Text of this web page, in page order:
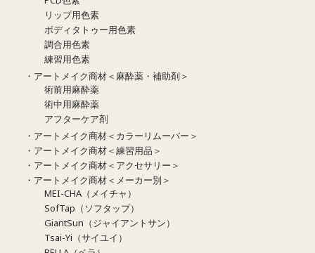
リップ用色素
ボディタトゥー用色素
調合用色素
練習用色素
・アートメイク商材＜麻酔薬・補助剤＞
術前用麻酔薬
術中用麻酔薬
アフターケア剤
・アートメイク商材＜カラーリムーバー＞
・アートメイク商材＜練習用品＞
・アートメイク商材＜アクセサリー＞
・アートメイク商材＜メーカー別＞
MEI-CHA（メイチャ）
SofTap（ソフタップ）
GiantSun（ジャイアントサン）
Tsai-Yi（サイユイ）